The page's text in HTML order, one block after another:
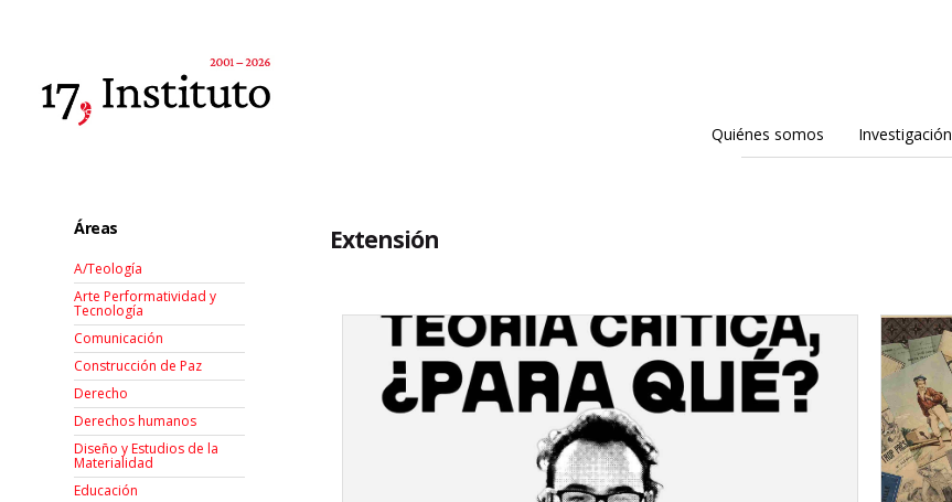
Quiénes somos Investigación
Extensión
Áreas
A/Teología
Arte Performatividad y
Tecnología
Comunicación
Construcción de Paz
Derecho
Derechos humanos
Diseño y Estudios de la
Materialidad
Educación